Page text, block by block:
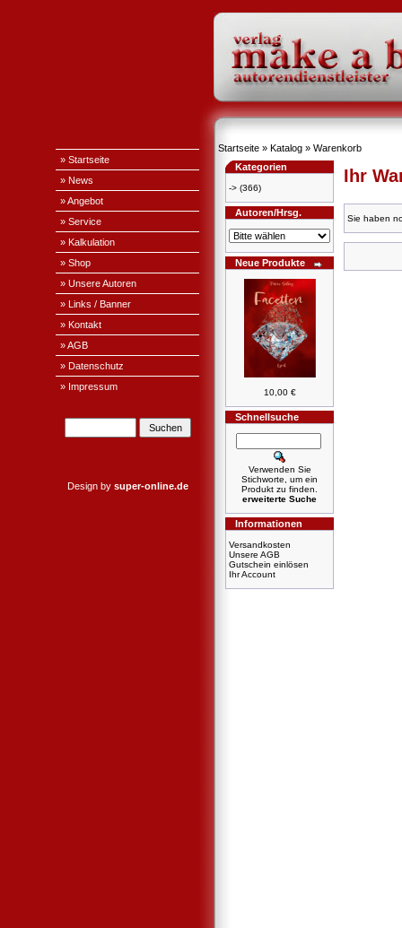
» Startseite
» News
» Angebot
» Service
» Kalkulation
» Shop
» Unsere Autoren
» Links / Banner
» Kontakt
» AGB
» Datenschutz
» Impressum
Design by super-online.de
Startseite » Katalog » Warenkorb
Kategorien
-> (366)
Autoren/Hrsg.
Neue Produkte
10,00 €
Schnellsuche
Verwenden Sie
Stichworte, um ein
Produkt zu finden.
erweiterte Suche
Informationen
Versandkosten
Unsere AGB
Gutschein einlösen
Ihr Account
Ihr
Sie haben